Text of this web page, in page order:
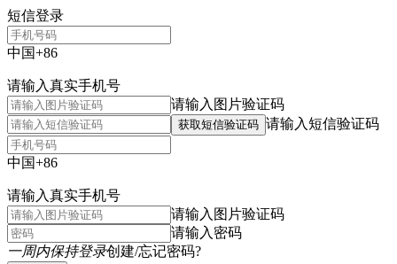
短信登录
中国+86
请输入真实手机号
请输入图片验证码
获取短信验证码 请输入短信验证码
中国+86
请输入真实手机号
请输入图片验证码
请输入密码
一周内保持登录创建/忘记密码?